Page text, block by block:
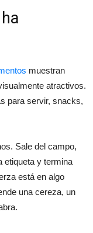
muestran
atractivos.
para servir, snacks,
Sale del campo,
etiqueta y termina
está en algo
una cereza, un